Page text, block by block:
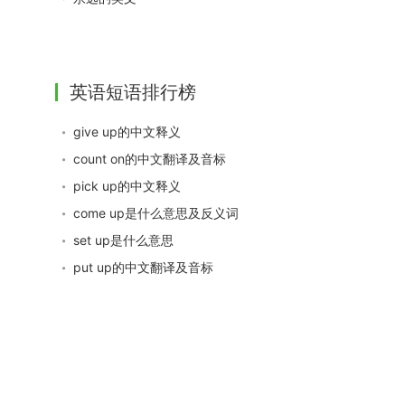
英语短语排行榜
give up的中文释义
count on的中文翻译及音标
pick up的中文释义
come up是什么意思及反义词
set up是什么意思
put up的中文翻译及音标